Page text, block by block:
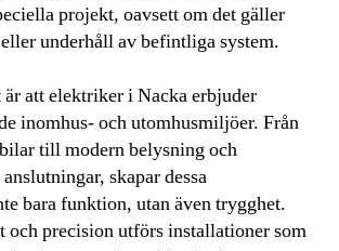
projekt, oavsett om det gäller
underhåll av befintliga system.
att elektriker i Nacka erbjuder
inomhus- och utomhusmiljöer. Från
till modern belysning och
skapar dessa
bara funktion, utan även trygghet.
precision utförs installationer som